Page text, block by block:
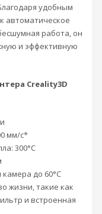
удобным
автоматическое
работа, он
и эффективную
Creality3D
мм/с*
300°C
до 60°C
жизни, такие как
и встроенная